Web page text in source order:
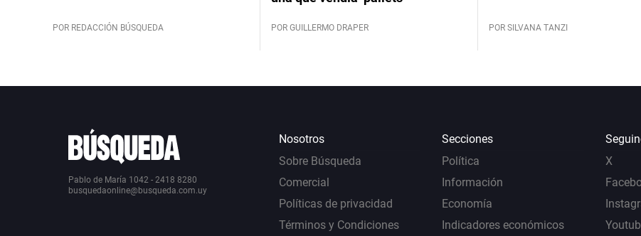
POR REDACCIÓN BÚSQUEDA POR GUILLERMO DRAPER POR SILVANA TANZI
Pablo de María 1042 - 2418 8280
busquedaonline@busqueda.com.uy
Nosotros
Sobre Búsqueda
Comercial
Políticas de privacidad
Términos y Condiciones
Secciones
Política
Información
Economía
Indicadores económicos
X